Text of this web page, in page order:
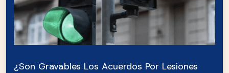
¿Son Gravables Los Acuerdos Por Lesiones